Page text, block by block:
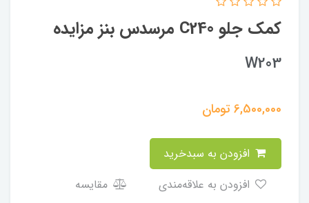
کمک جلو C240 مرسدس بنز مزایده
W203
6,500,000تومان
مقایسه